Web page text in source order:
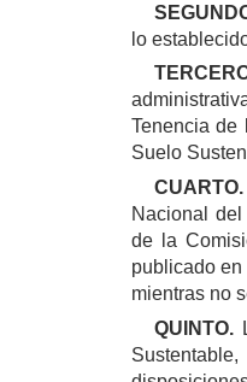
lo
Tenencia de
Suelo
CUARTO.
Nacional
de la
publicado
mientras no
QUINTO.